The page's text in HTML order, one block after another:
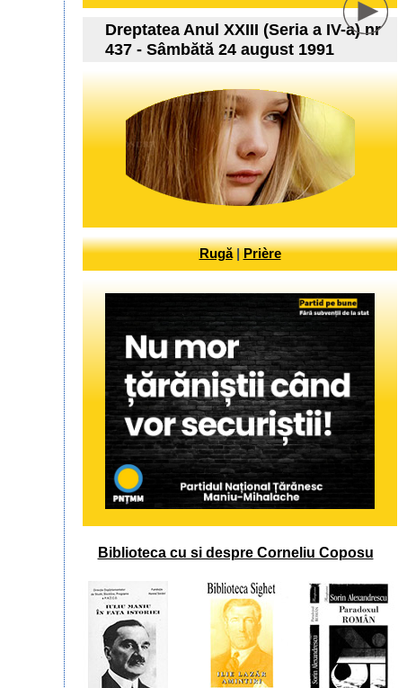
Dreptatea Anul XXIII (Seria a IV-a) nr
437 - Sâmbătă 24 august 1991
Rugă|Prière
Biblioteca cu si despre Corneliu Coposu